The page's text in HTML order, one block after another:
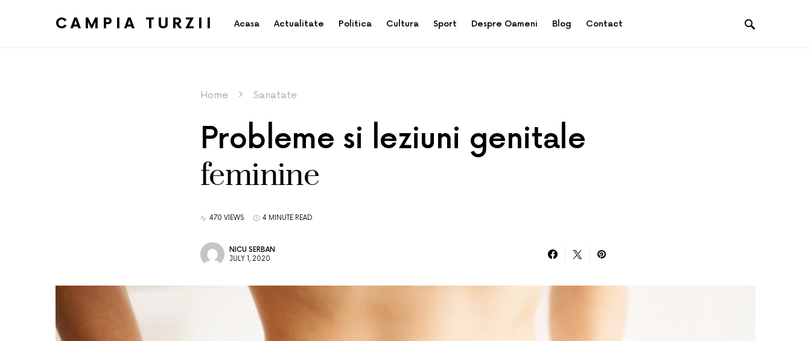
CAMPIA TURZII Acasa Actualitate Politica Cultura Sport Despre Oameni Blog Contact
Home Sanatate
Probleme si leziuni genitale
feminine
470 VIEWS 4 MINUTE READ
NICU SERBAN
JULY 1, 2020